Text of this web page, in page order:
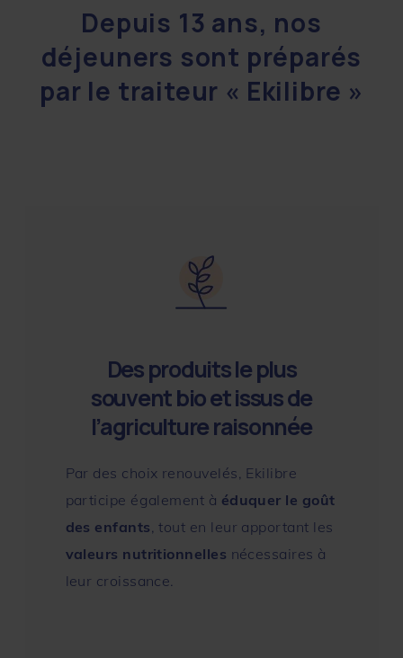
Depuis 13 ans, nos
déjeuners sont préparés
par le traiteur « Ekilibre »
Des produits le plus
souvent bio et issus de
l’agriculture raisonnée
Par des choix renouvelés, Ekilibre
participe également à éduquer le goût
des enfants , tout en leur apportant les
valeurs nutritionnelles nécessaires à
leur croissance.